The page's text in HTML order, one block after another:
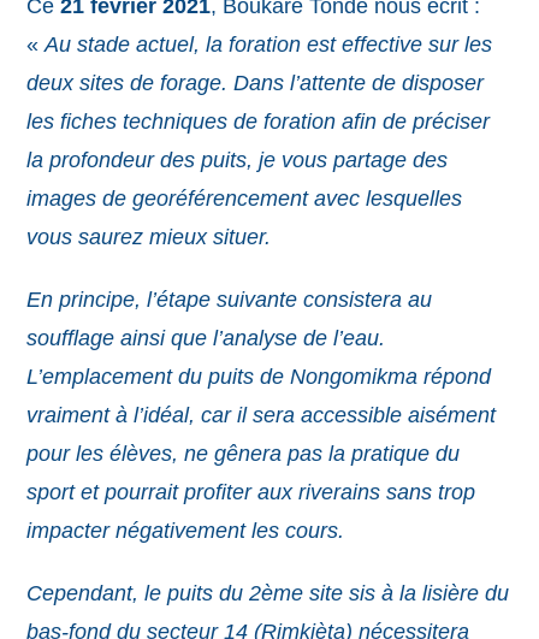
Ce21 février 2021, Boukaré Tondé nous écrit :
«Au stade actuel, la foration est effective sur les
deux sites de forage. Dans l’attente de disposer
les fiches techniques de foration afin de préciser
la profondeur des puits, je vous partage des
images de georéférencement avec lesquelles
vous saurez mieux situer.
En principe, l’étape suivante consistera au
soufflage ainsi que l’analyse de l’eau.
L’emplacement du puits de Nongomikma répond
vraiment à l’idéal, car il sera accessible aisément
pour les élèves, ne gênera pas la pratique du
sport et pourrait profiter aux riverains sans trop
impacter négativement les cours.
Cependant, le puits du 2ème site sis à la lisière du
bas-fond du secteur 14 (Rimkièta) nécessitera